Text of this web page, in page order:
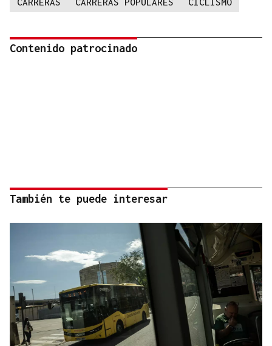
Contenido patrocinado
También te puede interesar